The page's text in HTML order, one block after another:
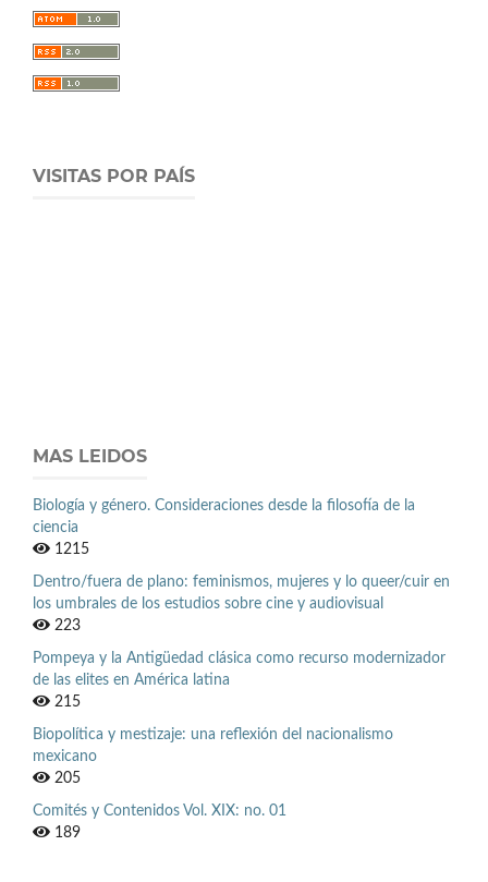
VISITAS POR PAÍS
MAS LEIDOS
Biología y género. Consideraciones desde la filosofía de la
ciencia
1215
Dentro/fuera de plano: feminismos, mujeres y lo queer/cuir en
los umbrales de los estudios sobre cine y audiovisual
223
Pompeya y la Antigüedad clásica como recurso modernizador
de las elites en América latina
215
Biopolítica y mestizaje: una reflexión del nacionalismo
mexicano
205
Comités y Contenidos Vol. XIX: no. 01
189